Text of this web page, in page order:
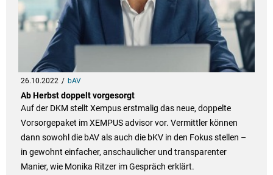
26.10.2022 bAV
Ab Herbst doppelt vorgesorgt
Auf der DKM stellt Xempus erstmalig das neue, doppelte
Vorsorgepaket im XEMPUS advisor vor. Vermittler können
dann sowohl die bAV als auch die bKV in den Fokus stellen –
in gewohnt einfacher, anschaulicher und transparenter
Manier, wie Monika Ritzer im Gespräch erklärt.